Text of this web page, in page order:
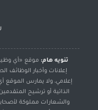
تنويه هام: موقع «أي
إعلانات وأخبار
إعلامي، ولا يمارس
الذاتية أو ترشيح
والشعارات مملوكة